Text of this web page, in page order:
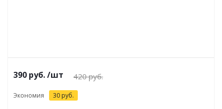
390 руб./шт 420руб.
Экономия 30 руб.